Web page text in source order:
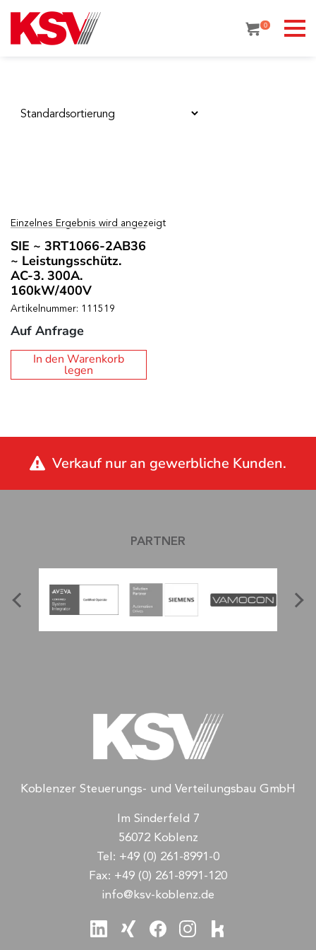
content
0
Einzelnes Ergebnis wird angezeigt
SIE ~ 3RT1066-2AB36
~ Leistungsschütz.
AC-3. 300A.
160kW/400V
Artikelnummer: 111519
Auf Anfrage
In den Warenkorb
legen
Verkauf nur an gewerbliche Kunden.
PARTNER
Koblenzer Steuerungs- und Verteilungsbau GmbH
Im Sinderfeld 7
56072 Koblenz
Tel: +49 (0) 261-8991-0
Fax: +49 (0) 261-8991-120
info@ksv-koblenz.de